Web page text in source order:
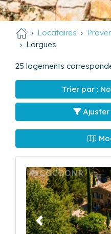
Locataires
Lorgues
25 logements
Trier par :
Ajuster
Précédent